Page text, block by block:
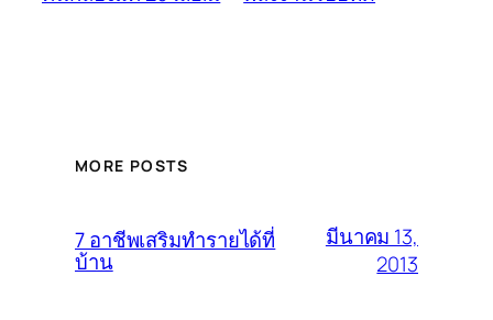
MORE POSTS
7 อาชีพเสริมทำรายได้ที่
บ้าน
มีนาคม 13,
2013